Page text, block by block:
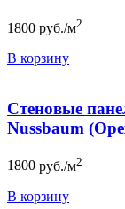
1800 руб./м2
В корзину
Стеновые
Nussbaum
1800 руб./м2
В корзину